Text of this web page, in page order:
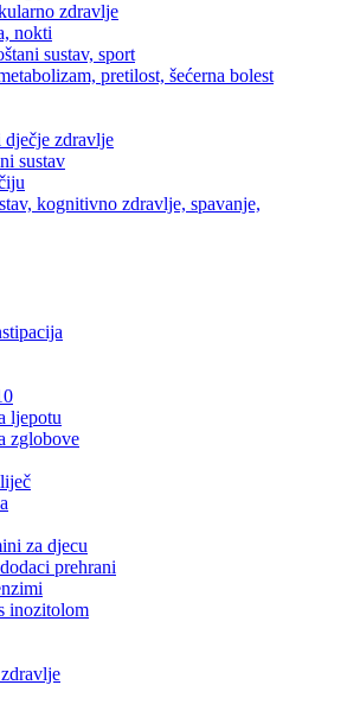
zdravlje
nokti
sustav, sport
pretilost, šećerna bolest
dječje zdravlje
sustav
kognitivno zdravlje, spavanje,
ljepotu
zglobove
za djecu
prehrani
inozitolom